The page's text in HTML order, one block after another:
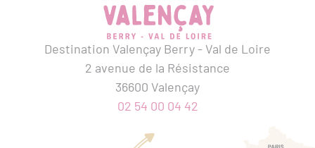
Destination Valençay Berry - Val de Loire
2 avenue de la Résistance
36600 Valençay
02 54 00 04 42